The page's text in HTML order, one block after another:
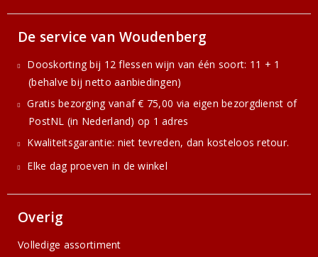
De service van Woudenberg
Dooskorting bij 12 flessen wijn van één soort: 11 + 1
(behalve bij netto aanbiedingen)
Gratis bezorging vanaf € 75,00 via eigen bezorgdienst of
PostNL (in Nederland) op 1 adres
Kwaliteitsgarantie: niet tevreden, dan kosteloos retour.
Elke dag proeven in de winkel
Overig
Volledige assortiment